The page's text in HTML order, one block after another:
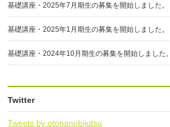
基礎講座・2025年7月期生の募集を開始しました。
基礎講座・2025年1月期生の募集を開始しました。
基礎講座・2024年10月期生の募集を開始しました。
Twitter
Tweets by otonanobijutsu